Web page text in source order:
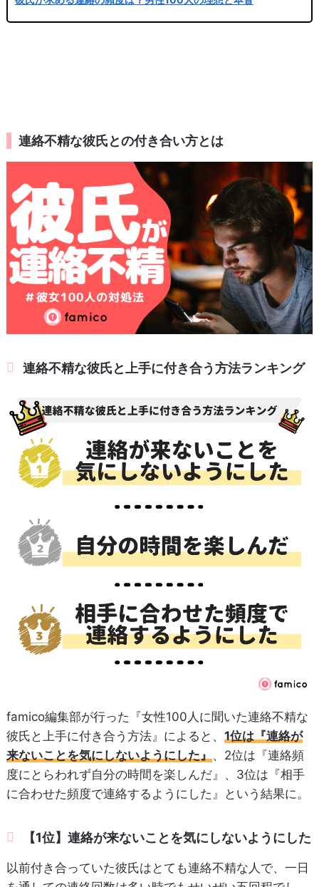
連絡不精な彼氏との付き合い方とは
連絡不精な彼氏と上手に付き合う方法ランキング
famico編集部が行った『女性100人に聞いた連絡不精な
彼氏と上手に付き合う方法』によると、 1位は『連絡が
来ないことを気にしないようにした』 、2位は『連絡頻
度にとらわれず自分の時間を楽しんだ』、3位は『相手
に合わせた頻度で連絡するようにした』という結果に。
【1位】連絡が来ないことを気にしないようにした
以前付き合っていた彼氏はとても連絡不精な人で、一日